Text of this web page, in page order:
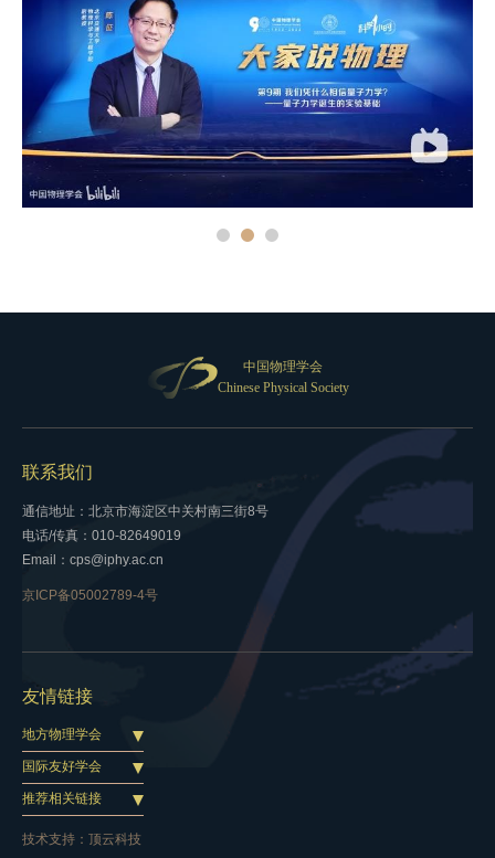
中国物理学会
Chinese Physical Society
联系我们
通信地址：北京市海淀区中关村南三街8号
电话/传真：010-82649019
Email：cps@iphy.ac.cn
京ICP备05002789-4号
友情链接
地方物理学会
国际友好学会
推荐相关链接
技术支持： 顶云科技